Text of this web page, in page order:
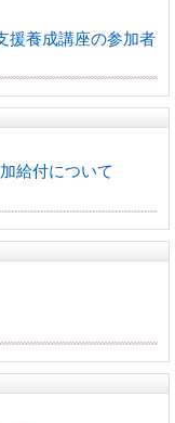
援養成講座の参加者
給付について